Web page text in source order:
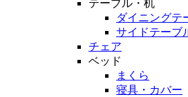
テーブル・机
ダイニングテ
サイドテーブ
チェア
ベッド
まくら
寝具・カバー